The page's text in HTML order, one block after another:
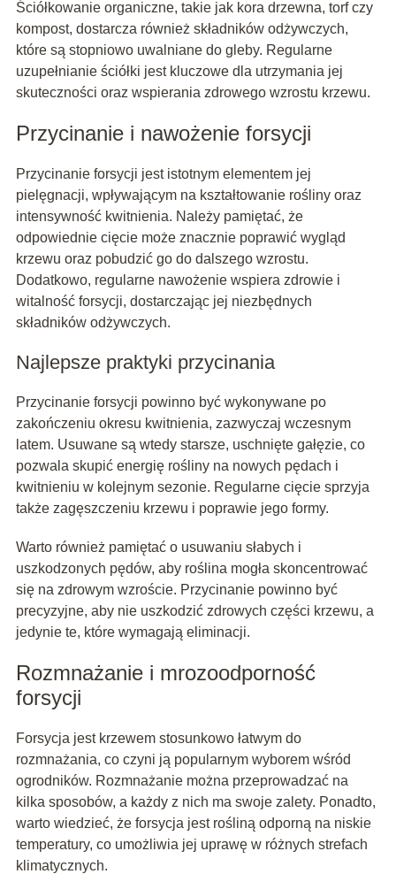
Ściółkowanie organiczne, takie jak kora drzewna, torf czy
kompost, dostarcza również składników odżywczych,
które są stopniowo uwalniane do gleby. Regularne
uzupełnianie ściółki jest kluczowe dla utrzymania jej
skuteczności oraz wspierania zdrowego wzrostu krzewu.
Przycinanie i nawożenie forsycji
Przycinanie forsycji jest istotnym elementem jej
pielęgnacji, wpływającym na kształtowanie rośliny oraz
intensywność kwitnienia. Należy pamiętać, że
odpowiednie cięcie może znacznie poprawić wygląd
krzewu oraz pobudzić go do dalszego wzrostu.
Dodatkowo, regularne nawożenie wspiera zdrowie i
witalność forsycji, dostarczając jej niezbędnych
składników odżywczych.
Najlepsze praktyki przycinania
Przycinanie forsycji powinno być wykonywane po
zakończeniu okresu kwitnienia, zazwyczaj wczesnym
latem. Usuwane są wtedy starsze, uschnięte gałęzie, co
pozwala skupić energię rośliny na nowych pędach i
kwitnieniu w kolejnym sezonie. Regularne cięcie sprzyja
także zagęszczeniu krzewu i poprawie jego formy.
Warto również pamiętać o usuwaniu słabych i
uszkodzonych pędów, aby roślina mogła skoncentrować
się na zdrowym wzroście. Przycinanie powinno być
precyzyjne, aby nie uszkodzić zdrowych części krzewu, a
jedynie te, które wymagają eliminacji.
Rozmnażanie i mrozoodporność
forsycji
Forsycja jest krzewem stosunkowo łatwym do
rozmnażania, co czyni ją popularnym wyborem wśród
ogrodników. Rozmnażanie można przeprowadzać na
kilka sposobów, a każdy z nich ma swoje zalety. Ponadto,
warto wiedzieć, że forsycja jest rośliną odporną na niskie
temperatury, co umożliwia jej uprawę w różnych strefach
klimatycznych.